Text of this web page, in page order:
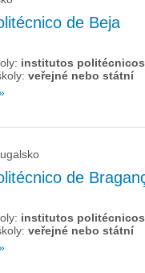
de Beja
institutos politécnicos
veřejné nebo státní
de
institutos politécnicos
veřejné nebo státní